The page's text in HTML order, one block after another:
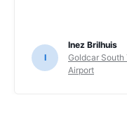
I
Inez Brilhuis
Goldcar South
Airport